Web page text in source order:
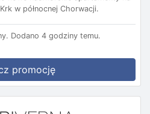
w północnej Chorwacji.
Dodano 4 godziny temu.
promocję